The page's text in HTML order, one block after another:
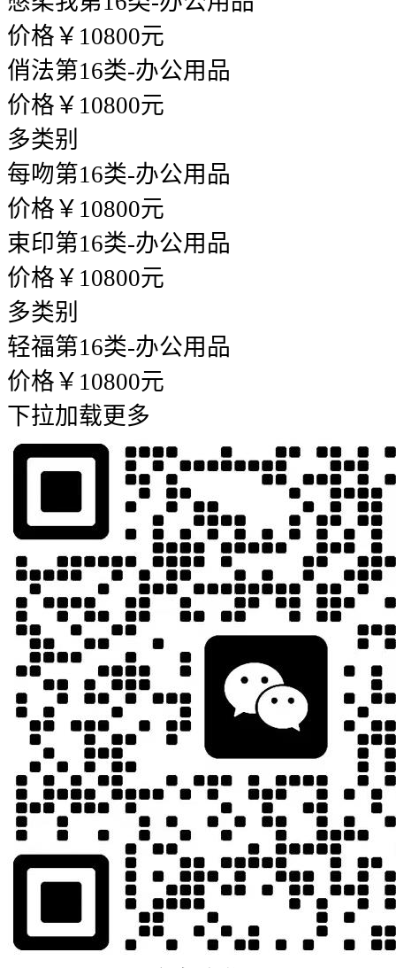
价格￥10800元
俏法第16类-办公用品
价格￥10800元
多类别
每吻第16类-办公用品
价格￥10800元
束印第16类-办公用品
价格￥10800元
多类别
轻福第16类-办公用品
价格￥10800元
下拉加载更多